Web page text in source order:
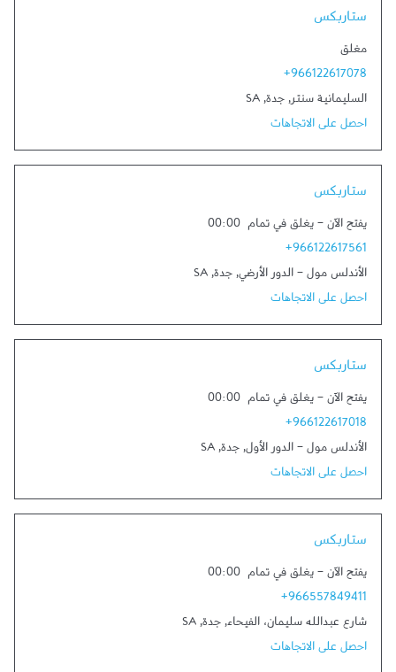
ستاربكس
مغلق
+966122617078
السليمانية سنتر, جدة,
SA
احصل على الاتجاهات
ستاربكس
يفتح الآن - يغلق في تمام 00:00
+966122617561
الأندلس مول - الدور الأرضي, جدة,
SA
احصل على الاتجاهات
ستاربكس
يفتح الآن - يغلق في تمام 00:00
+966122617018
الأندلس مول - الدور الأول, جدة,
SA
احصل على الاتجاهات
ستاربكس
يفتح الآن - يغلق في تمام 00:00
+966557849411
شارع عبدالله سليمان، الفيحاء, جدة,
SA
احصل على الاتجاهات